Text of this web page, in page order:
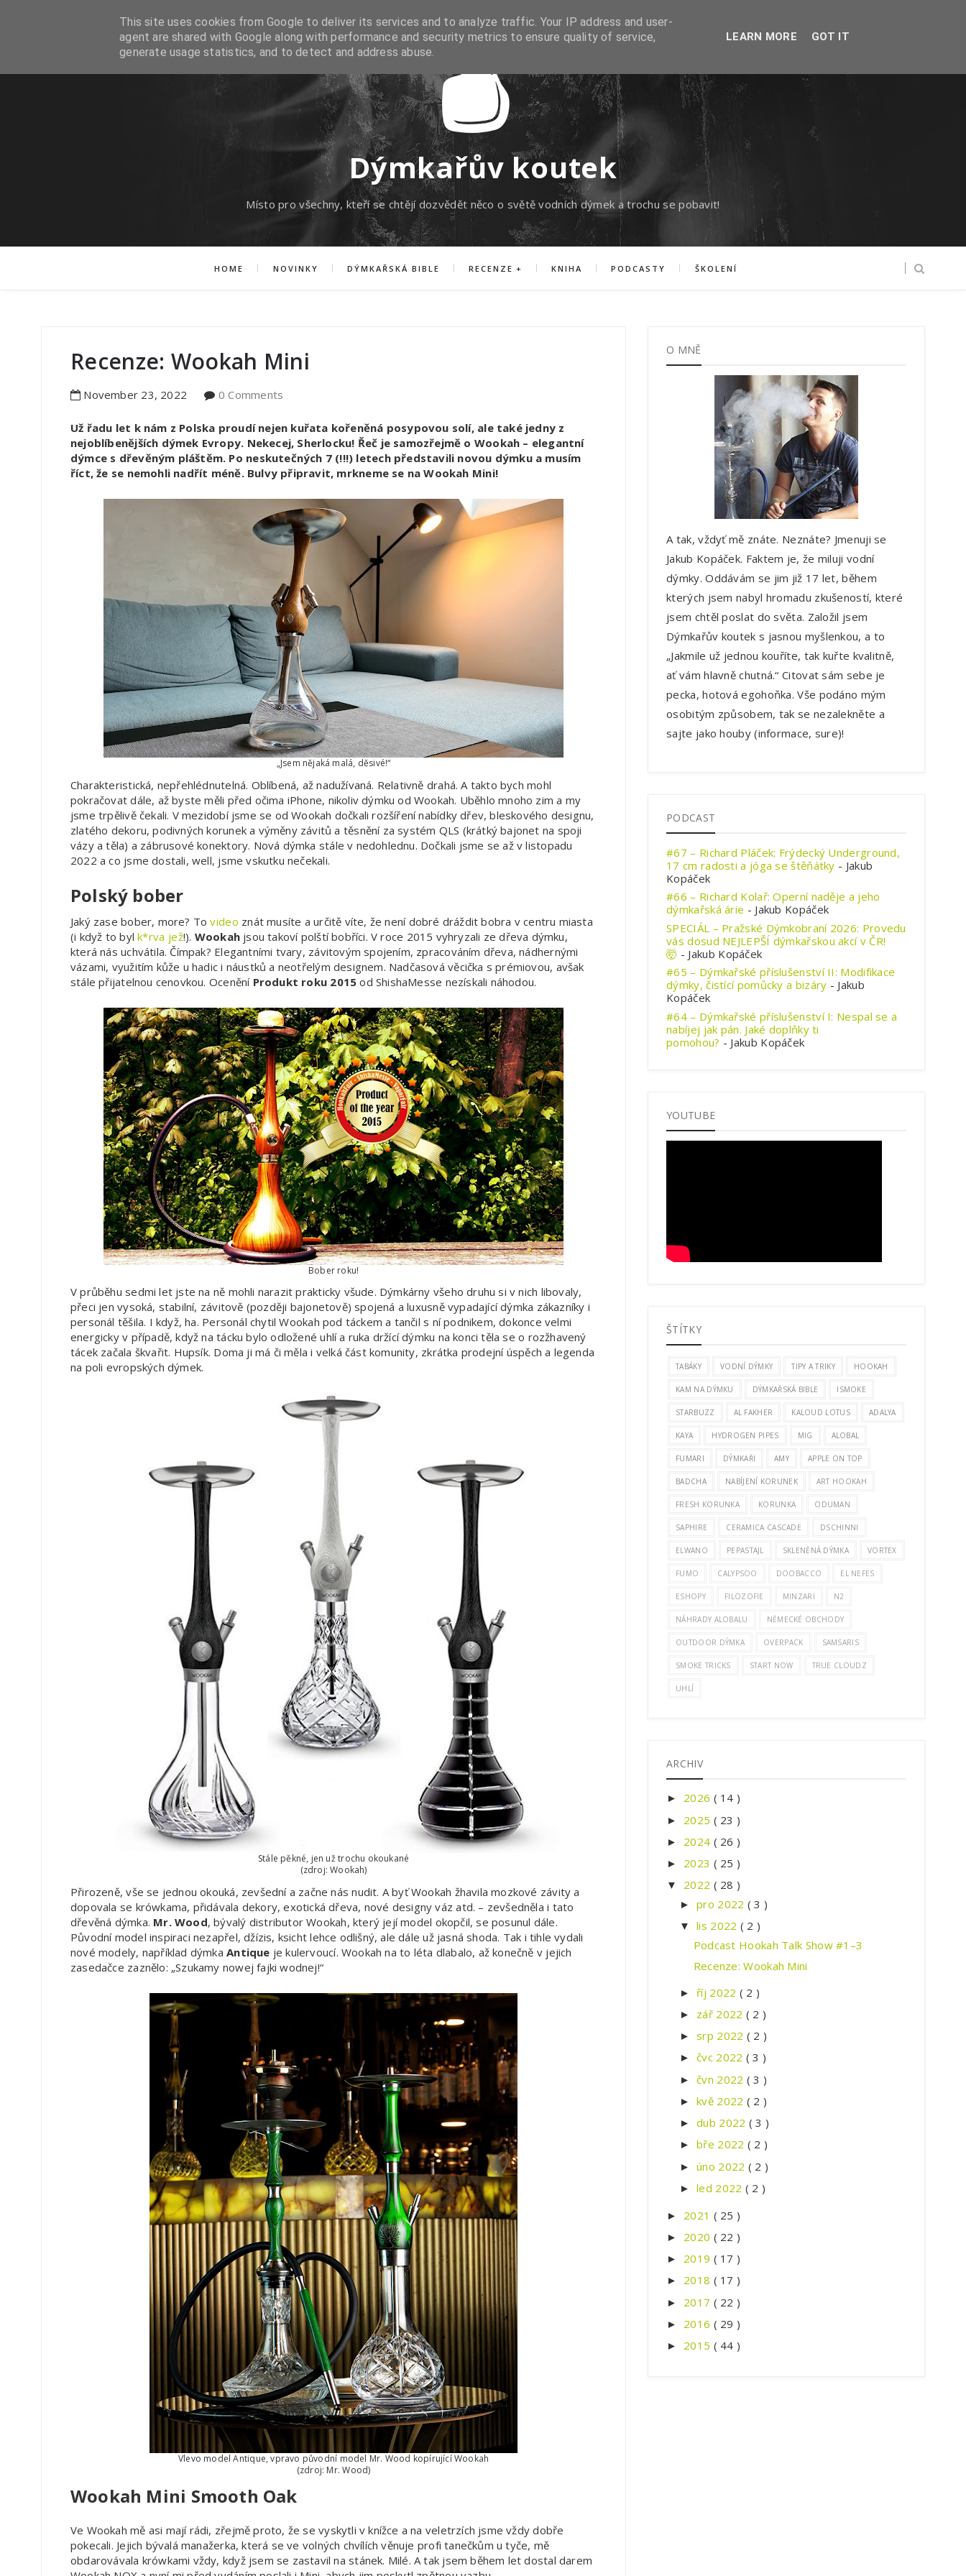
Dýmkařův koutek
Místo pro všechny, kteří se chtějí dozvědět něco o světě vodních dýmek a trochu se pobavit!
HOME NOVINKY DÝMKAŘSKÁ BIBLE RECENZE KNIHA PODCASTY ŠKOLENÍ
Recenze: Wookah Mini
November 23, 2022 0 Comments
Už řadu let k nám z Polska proudí nejen kuřata kořeněná posypovou solí, ale také jedny z
nejoblíbenějších dýmek Evropy. Nekecej, Sherlocku! Řeč je samozřejmě o Wookah – elegantní
dýmce s dřevěným pláštěm. Po neskutečných 7 (!!!) letech představili novou dýmku a musím
říct, že se nemohli nadřít méně. Bulvy připravit, mrkneme se na Wookah Mini!
„Jsem nějaká malá, děsivé!“
Charakteristická, nepřehlédnutelná. Oblíbená, až nadužívaná. Relativně drahá. A takto bych mohl
pokračovat dále, až byste měli před očima iPhone, nikoliv dýmku od Wookah. Uběhlo mnoho zim a my
jsme trpělivě čekali. V mezidobí jsme se od Wookah dočkali rozšíření nabídky dřev, bleskového designu,
zlatého dekoru, podivných korunek a výměny závitů a těsnění za systém QLS (krátký bajonet na spoji
vázy a těla) a zábrusové konektory. Nová dýmka stále v nedohlednu. Dočkali jsme se až v listopadu
2022 a co jsme dostali, well, jsme vskutku nečekali.
Polský bober
Jaký zase bober, more? Tovideo znát musíte a určitě víte, že není dobré dráždit bobra v centru miasta
(i když to bylk*rva jež!). Wookah jsou takoví polští bobříci. V roce 2015 vyhryzali ze dřeva dýmku,
která nás uchvátila. Čímpak? Elegantními tvary, závitovým spojením, zpracováním dřeva, nádhernými
vázami, využitím kůže u hadic i náustků a neotřelým designem. Nadčasová věcička s prémiovou, avšak
stále přijatelnou cenovkou. Ocenění Produkt roku 2015 od ShishaMesse nezískali náhodou.
Bober roku!
V průběhu sedmi let jste na ně mohli narazit prakticky všude. Dýmkárny všeho druhu si v nich libovaly,
přeci jen vysoká, stabilní, závitově (později bajonetově) spojená a luxusně vypadající dýmka zákazníky i
personál těšila. I když, ha. Personál chytil Wookah pod táckem a tančil s ní podnikem, dokonce velmi
energicky v případě, když na tácku bylo odložené uhlí a ruka držící dýmku na konci těla se o rozžhavený
tácek začala škvařit. Hupsík. Doma ji má či měla i velká část komunity, zkrátka prodejní úspěch a legenda
na poli evropských dýmek.
Stále pěkné, jen už trochu okoukané
(zdroj: Wookah)
Přirozeně, vše se jednou okouká, zevšední a začne nás nudit. A byť Wookah žhavila mozkové závity a
dopovala se krówkama, přidávala dekory, exotická dřeva, nové designy váz atd. – zevšedněla i tato
dřevěná dýmka. Mr. Wood, bývalý distributor Wookah, který její model okopčil, se posunul dále.
Původní model inspiraci nezapřel, džízis, ksicht lehce odlišný, ale dále už jasná shoda. Tak i tihle vydali
nové modely, například dýmkaAntique je kulervoucí. Wookah na to léta dlabalo, až konečně v jejich
zasedačce zaznělo: „Szukamy nowej fajki wodnej!“
Vlevo model Antique, vpravo původní model Mr. Wood kopírující Wookah
(zdroj: Mr. Wood)
Wookah Mini Smooth Oak
Ve Wookah mě asi mají rádi, zřejmě proto, že se vyskytli v knížce a na veletrzích jsme vždy dobře
pokecali. Jejich bývalá manažerka, která se ve volných chvílích věnuje profi tanečkům u tyče, mě
obdarovávala krówkami vždy, když jsem se zastavil na stánek. Milé. A tak jsem během let dostal darem
O MNĚ
A tak, vždyť mě znáte. Neznáte? Jmenuji se
Jakub Kopáček. Faktem je, že miluji vodní
dýmky. Oddávám se jim již 17 let, během
kterých jsem nabyl hromadu zkušeností, které
jsem chtěl poslat do světa. Založil jsem
Dýmkařův koutek s jasnou myšlenkou, a to
„Jakmile už jednou kouříte, tak kuřte kvalitně,
ať vám hlavně chutná.“ Citovat sám sebe je
pecka, hotová egohoňka. Vše podáno mým
osobitým způsobem, tak se nezalekněte a
sajte jako houby (informace, sure)!
PODCAST
#67 – Richard Pláček: Frýdecký Underground,
17 cm radosti a jóga se štěňátky - Jakub
Kopáček
#66 – Richard Kolař: Operní naděje a jeho
dýmkařská árie - Jakub Kopáček
SPECIÁL – Pražské Dýmkobraní 2026: Provedu
vás dosud NEJLEPŠÍ dýmkařskou akcí v ČR!
🤯 - Jakub Kopáček
#65 – Dýmkařské příslušenství II: Modifikace
dýmky, čistící pomůcky a bizáry - Jakub
Kopáček
#64 – Dýmkařské příslušenství I: Nespal se a
nabíjej jak pán. Jaké doplňky ti
pomohou? - Jakub Kopáček
YOUTUBE
ŠTÍTKY
TABÁKY VODNÍ DÝMKY TIPY A TRIKY HOOKAH
KAM NA DÝMKU DÝMKAŘSKÁ BIBLE ISMOKE
STARBUZZ AL FAKHER KALOUD LOTUS ADALYA
KAYA HYDROGEN PIPES MIG ALOBAL
FUMARI DÝMKAŘI AMY APPLE ON TOP
BADCHA NABÍJENÍ KORUNEK ART HOOKAH
FRESH KORUNKA KORUNKA ODUMAN
SAPHIRE CERAMICA CASCADE DSCHINNI
ELWANO PEPASTAJL SKLENĚNÁ DÝMKA VORTEX
FUMO CALYPSOO DOOBACCO EL NEFES
ESHOPY FILOZOFIE MINZARI N2
NÁHRADY ALOBALU NĚMECKÉ OBCHODY
OUTDOOR DÝMKA OVERPACK SAMSARIS
SMOKE TRICKS START NOW TRUE CLOUDZ
UHLÍ
ARCHIV
► 2026 ( 14 )
► 2025 ( 23 )
► 2024 ( 26 )
► 2023 ( 25 )
▼ 2022 ( 28 )
►pro 2022 ( 3 )
▼lis 2022 ( 2 )
Podcast Hookah Talk Show #1–3
Recenze: Wookah Mini
► říj 2022 ( 2 )
► zář 2022 ( 2 )
►srp 2022 ( 2 )
►čvc 2022 ( 3 )
►čvn 2022 ( 3 )
►kvě 2022 ( 2 )
►dub 2022 ( 3 )
►bře 2022 ( 2 )
►úno 2022 ( 2 )
►led 2022 ( 2 )
► 2021 ( 25 )
► 2020 ( 22 )
► 2019 ( 17 )
► 2018 ( 17 )
► 2017 ( 22 )
► 2016 ( 29 )
► 2015 ( 44 )
This site uses cookies from Google to deliver its services and to analyze traffic. Your IP address and user-
agent are shared with Google along with performance and security metrics to ensure quality of service,
generate usage statistics, and to detect and address abuse.
LEARN MORE GOT IT